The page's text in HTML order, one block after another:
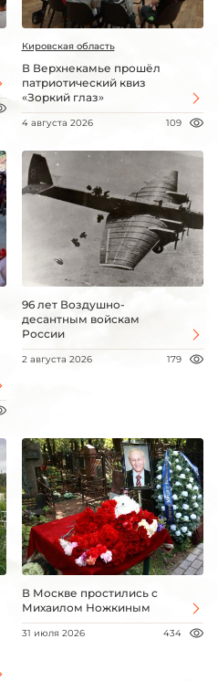
Кировская область
В Верхнекамье прошёл
патриотический квиз
«Зоркий глаз»
4 августа 2026 109
96 лет Воздушно-
десантным войскам
России
2 августа 2026 179
В Москве простились с
Михаилом Ножкиным
31 июля 2026 434